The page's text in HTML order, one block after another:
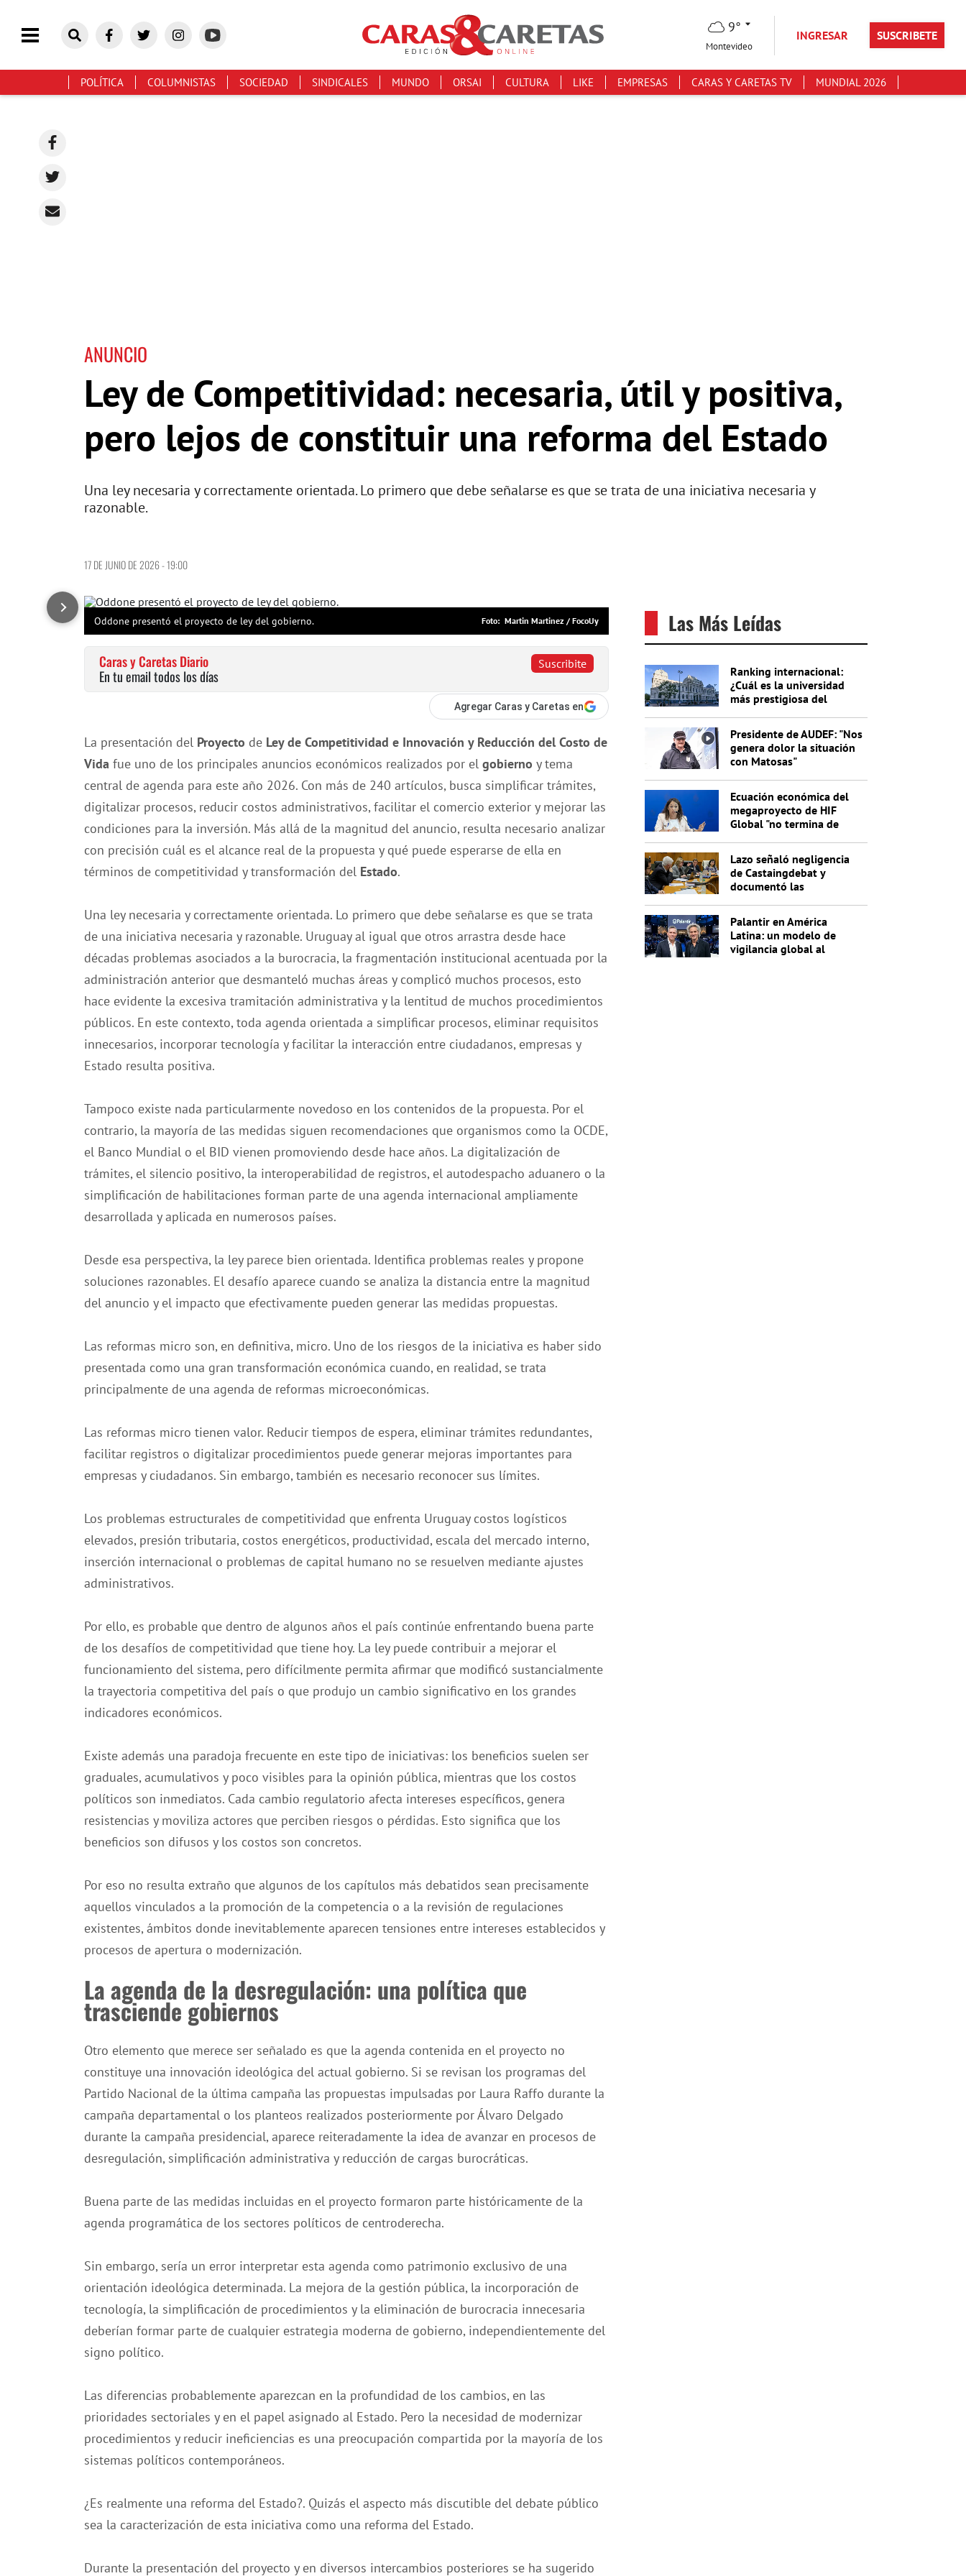
9°
Montevideo
INGRESAR SUSCRIBETE
POLÍTICA COLUMNISTAS SOCIEDAD SINDICALES MUNDO ORSAI CULTURA LIKE EMPRESAS CARAS Y CARETAS TV MUNDIAL 2026
ANUNCIO
Ley de Competitividad: necesaria, útil y positiva,
pero lejos de constituir una reforma del Estado
Una ley necesaria y correctamente orientada. Lo primero que debe señalarse es que se trata de una iniciativa necesaria y
razonable.
17 DE JUNIO DE 2026 - 19:00
Oddone presentó el proyecto de ley del gobierno. Martin Martinez / FocoUy
Suscribite
Caras y Caretas Diario
En tu email todos los días
Agregar Caras y Caretas en
La presentación del Proyecto de Ley de Competitividad e Innovación y Reducción del Costo de
Vida fue uno de los principales anuncios económicos realizados por el gobierno y tema
central de agenda para este año 2026. Con más de 240 artículos, busca simplificar trámites,
digitalizar procesos, reducir costos administrativos, facilitar el comercio exterior y mejorar las
condiciones para la inversión. Más allá de la magnitud del anuncio, resulta necesario analizar
con precisión cuál es el alcance real de la propuesta y qué puede esperarse de ella en
términos de competitividad y transformación del Estado.
Una ley necesaria y correctamente orientada. Lo primero que debe señalarse es que se trata
de una iniciativa necesaria y razonable. Uruguay al igual que otros arrastra desde hace
décadas problemas asociados a la burocracia, la fragmentación institucional acentuada por la
administración anterior que desmanteló muchas áreas y complicó muchos procesos, esto
hace evidente la excesiva tramitación administrativa y la lentitud de muchos procedimientos
públicos. En este contexto, toda agenda orientada a simplificar procesos, eliminar requisitos
innecesarios, incorporar tecnología y facilitar la interacción entre ciudadanos, empresas y
Estado resulta positiva.
Tampoco existe nada particularmente novedoso en los contenidos de la propuesta. Por el
contrario, la mayoría de las medidas siguen recomendaciones que organismos como la OCDE,
el Banco Mundial o el BID vienen promoviendo desde hace años. La digitalización de
trámites, el silencio positivo, la interoperabilidad de registros, el autodespacho aduanero o la
simplificación de habilitaciones forman parte de una agenda internacional ampliamente
desarrollada y aplicada en numerosos países.
Desde esa perspectiva, la ley parece bien orientada. Identifica problemas reales y propone
soluciones razonables. El desafío aparece cuando se analiza la distancia entre la magnitud
del anuncio y el impacto que efectivamente pueden generar las medidas propuestas.
Las reformas micro son, en definitiva, micro. Uno de los riesgos de la iniciativa es haber sido
presentada como una gran transformación económica cuando, en realidad, se trata
principalmente de una agenda de reformas microeconómicas.
Las reformas micro tienen valor. Reducir tiempos de espera, eliminar trámites redundantes,
facilitar registros o digitalizar procedimientos puede generar mejoras importantes para
empresas y ciudadanos. Sin embargo, también es necesario reconocer sus límites.
Los problemas estructurales de competitividad que enfrenta Uruguay costos logísticos
elevados, presión tributaria, costos energéticos, productividad, escala del mercado interno,
inserción internacional o problemas de capital humano no se resuelven mediante ajustes
administrativos.
Por ello, es probable que dentro de algunos años el país continúe enfrentando buena parte
de los desafíos de competitividad que tiene hoy. La ley puede contribuir a mejorar el
funcionamiento del sistema, pero difícilmente permita afirmar que modificó sustancialmente
la trayectoria competitiva del país o que produjo un cambio significativo en los grandes
indicadores económicos.
Existe además una paradoja frecuente en este tipo de iniciativas: los beneficios suelen ser
graduales, acumulativos y poco visibles para la opinión pública, mientras que los costos
políticos son inmediatos. Cada cambio regulatorio afecta intereses específicos, genera
resistencias y moviliza actores que perciben riesgos o pérdidas. Esto significa que los
beneficios son difusos y los costos son concretos.
Por eso no resulta extraño que algunos de los capítulos más debatidos sean precisamente
aquellos vinculados a la promoción de la competencia o a la revisión de regulaciones
existentes, ámbitos donde inevitablemente aparecen tensiones entre intereses establecidos y
procesos de apertura o modernización.
La agenda de la desregulación: una política que
trasciende gobiernos
Otro elemento que merece ser señalado es que la agenda contenida en el proyecto no
constituye una innovación ideológica del actual gobierno. Si se revisan los programas del
Partido Nacional de la última campaña las propuestas impulsadas por Laura Raffo durante la
campaña departamental o los planteos realizados posteriormente por Álvaro Delgado
durante la campaña presidencial, aparece reiteradamente la idea de avanzar en procesos de
desregulación, simplificación administrativa y reducción de cargas burocráticas.
Buena parte de las medidas incluidas en el proyecto formaron parte históricamente de la
agenda programática de los sectores políticos de centroderecha.
Sin embargo, sería un error interpretar esta agenda como patrimonio exclusivo de una
orientación ideológica determinada. La mejora de la gestión pública, la incorporación de
tecnología, la simplificación de procedimientos y la eliminación de burocracia innecesaria
deberían formar parte de cualquier estrategia moderna de gobierno, independientemente del
signo político.
Las diferencias probablemente aparezcan en la profundidad de los cambios, en las
prioridades sectoriales y en el papel asignado al Estado. Pero la necesidad de modernizar
procedimientos y reducir ineficiencias es una preocupación compartida por la mayoría de los
sistemas políticos contemporáneos.
¿Es realmente una reforma del Estado?. Quizás el aspecto más discutible del debate público
sea la caracterización de esta iniciativa como una reforma del Estado.
Durante la presentación del proyecto y en diversos intercambios posteriores se ha sugerido
Las Más Leídas
Ranking internacional:
¿Cuál es la universidad
más prestigiosa del
Presidente de AUDEF: "Nos
genera dolor la situación
con Matosas"
Ecuación económica del
megaproyecto de HIF
Global "no termina de
Lazo señaló negligencia
de Castaingdebat y
documentó las
Palantir en América
Latina: un modelo de
vigilancia global al